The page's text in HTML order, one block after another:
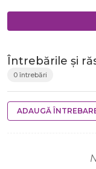
Întrebările și
0 întrebări
ADAUGĂ